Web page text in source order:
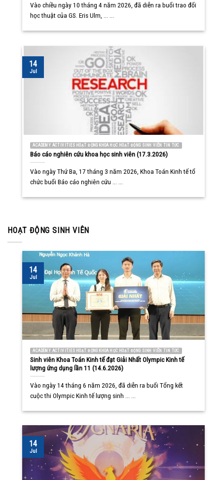
Vào chiều ngày 10 tháng 4 năm 2026, đã diễn ra buổi trao đổi
học thuật của GS. Eris Ulm, ... ...
ACADEMY ACTIVITIES HOẠT ĐỘNG KHOA HỌC HOẠT ĐỘNG SINH VIÊN TIN TỨC
Báo cáo nghiên cứu khoa học sinh viên (17.3.2026)
Vào ngày Thứ Ba, 17 tháng 3 năm 2026, Khoa Toán Kinh tế tổ
chức buổi Báo cáo nghiên cứu ... ...
14
Jul
HOẠT ĐỘNG SINH VIÊN
ACADEMY ACTIVITIES HOẠT ĐỘNG KHOA HỌC HOẠT ĐỘNG SINH VIÊN TIN TỨC
Sinh viên Khoa Toán Kinh tế đạt Giải Nhất Olympic Kinh tế
lượng ứng dụng lần 11 (14.6.2026)
Vào ngày 14 tháng 6 năm 2026, đã diễn ra buổi Tổng kết
cuộc thi Olympic Kinh tế lượng sinh ... ...
14
Jul
14
Jul